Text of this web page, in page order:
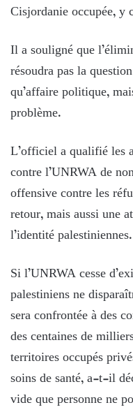
Cisjordanie occupée, y
Il a souligné que
résoudra pas la
qu’affaire politique,
problème.
L’officiel a qualifié les
contre l’UNRWA de
offensive contre les
retour, mais aussi une
l’identité palestiniennes.
Si l’UNRWA cesse
palestiniens ne
sera confrontée à des
des centaines de
territoires occupés
soins de santé, a-t-il
vide que personne ne